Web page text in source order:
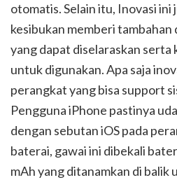
otomatis. Selain itu, Inovasi ini
kesibukan memberi
yang dapat diselaraskan serta
untuk digunakan. Apa saja
perangkat yang bisa support
Pengguna iPhone pastinya
dengan sebutan iOS pada
baterai, gawai ini dibekali
mAh yang ditanamkan di balik